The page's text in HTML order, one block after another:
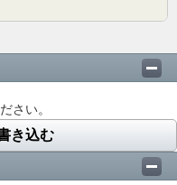
さい。
き込む